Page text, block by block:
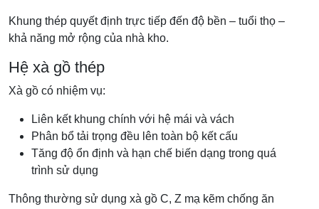
Khung thép quyết định trực tiếp đến độ bền – tuổi thọ –
khả năng mở rộng của nhà kho.
Hệ xà gồ thép
Xà gồ có nhiệm vụ:
Liên kết khung chính với hệ mái và vách
Phân bổ tải trọng đều lên toàn bộ kết cấu
Tăng độ ổn định và hạn chế biến dạng trong quá
trình sử dụng
Thông thường sử dụng xà gồ C, Z mạ kẽm chống ăn